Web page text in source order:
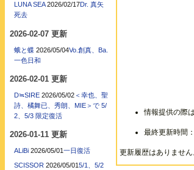
情報提供の際
最終更新時間
更新履歴はありません
LUNA SEA 2026/02/17Dr. 真矢
死去
2026-02-07 更新
蛾と蝶 2026/05/04Vo.創真、Ba.
一色日和
2026-02-01 更新
D≒SIRE 2026/05/02＜幸也、聖
詩、橘舞已、秀朗、MIE＞で 5/
2、5/3 限定復活
2026-01-11 更新
ALiBi 2026/05/01一日復活
SCISSOR 2026/05/015/1、5/2